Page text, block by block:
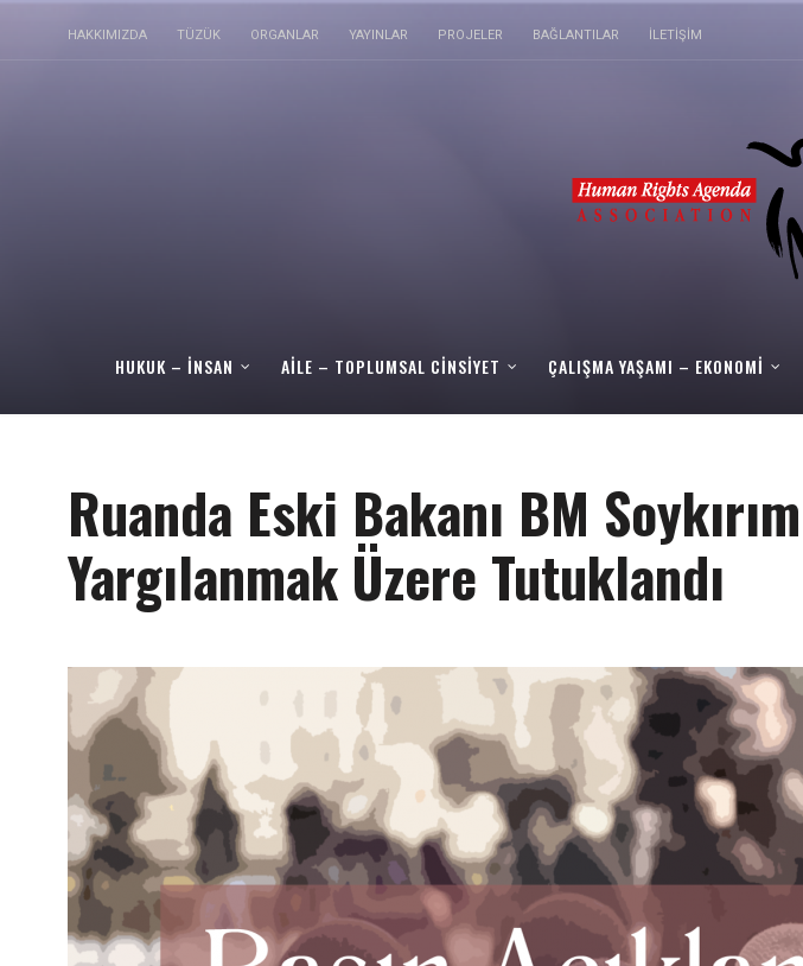
HAKKIMIZDA TÜZÜK ORGANLAR YAYINLAR PROJELER BAĞLANTILAR İLETIŞIM
HUKUK – İNSAN AILE – TOPLUMSAL CINSIYET ÇALIŞMA YAŞAMI – EKONOMI
Ruanda Eski Bakanı BM
Yargılanmak Üzere Tutuklandı